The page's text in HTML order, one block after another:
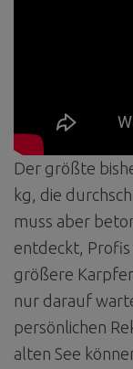
Der größte
kg, die
muss aber
entdeckt, Profis
größere
nur darauf
persönlichen
alten See